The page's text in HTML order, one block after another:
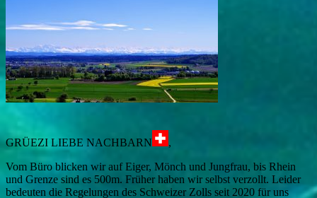
GRÜEZI LIEBE NACHBARN
,
Vom Büro blicken wir auf Eiger, Mönch und Jungfrau, bis Rhein
und Grenze sind es 500m. Früher haben wir selbst verzollt. Leider
bedeuten die Regelungen des Schweizer Zolls seit 2020 für uns